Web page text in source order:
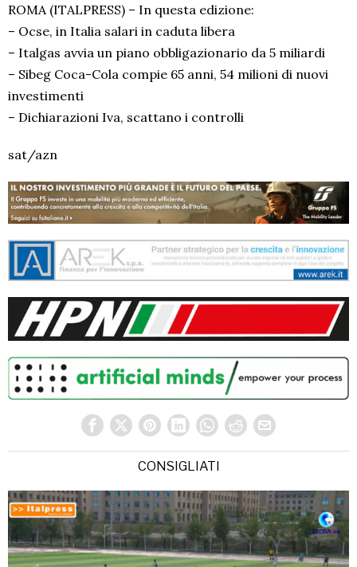
ROMA (ITALPRESS) – In questa edizione:
– Ocse, in Italia salari in caduta libera
– Italgas avvia un piano obbligazionario da 5 miliardi
– Sibeg Coca-Cola compie 65 anni, 54 milioni di nuovi
investimenti
– Dichiarazioni Iva, scattano i controlli
sat/azn
CONSIGLIATI